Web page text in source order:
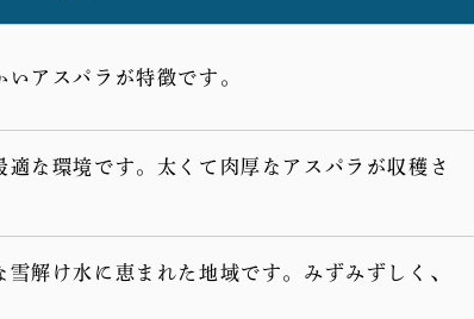
アスパラが特徴です。
な環境です。太くて肉厚なアスパラが収穫さ
解け水に恵まれた地域です。みずみずしく、